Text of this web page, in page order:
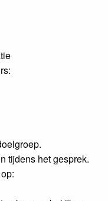
tijdens het gesprek.